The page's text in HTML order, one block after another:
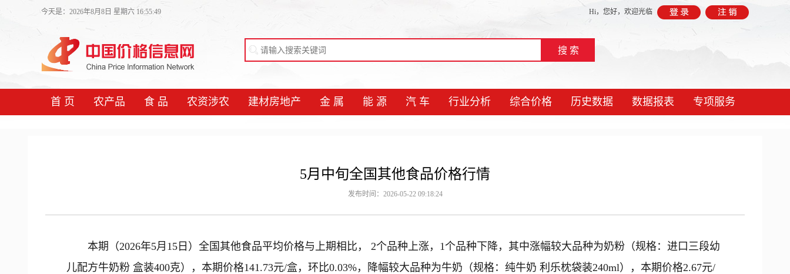
今天是：2026年8月8日 星期六 16:55:50 Hi， 您好，欢迎光临
首 页 农产品 食 品 农资涉农 建材房地产 金 属 能 源 汽 车 行业分析 综合价格 历史数据 数据报表 专项服务
5月中旬全国其他食品价格行情
发布时间：2026-05-22 09:18:24
本期（2026年5月15日）全国其他食品平均价格与上期相比， 2个品种上涨，1个品种下降，其中涨幅较大品种为奶粉（规格：进口三段幼
儿配方牛奶粉 盒装400克），本期价格141.73元/盒，环比0.03%，降幅较大品种为牛奶（规格：纯牛奶 利乐枕袋装240ml），本期价格2.67元/